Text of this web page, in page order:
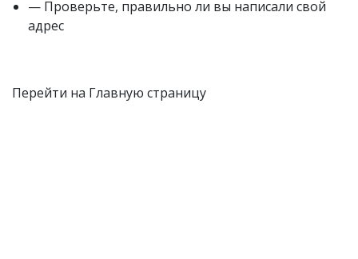
— Проверьте, правильно ли вы написали свой
адрес
Перейти на Главную страницу